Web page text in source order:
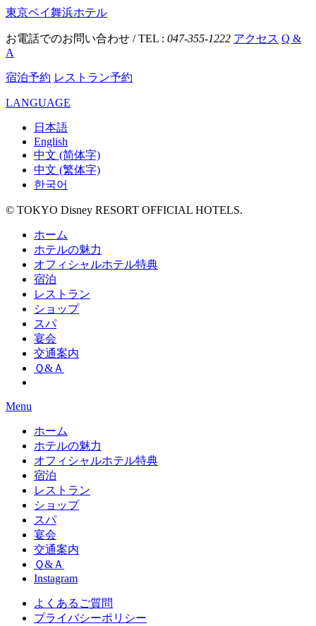
東京ベイ舞浜ホテル
お電話でのお問い合わせ / TEL : 047-355-1222 アクセス Q &
A
宿泊予約 レストラン予約
LANGUAGE
日本語
English
中文 (简体字)
中文 (繁体字)
한국어
© TOKYO Disney RESORT OFFICIAL HOTELS.
ホーム
ホテルの魅力
オフィシャルホテル特典
宿泊
レストラン
ショップ
スパ
宴会
交通案内
Ｑ&Ａ
Menu
ホーム
ホテルの魅力
オフィシャルホテル特典
宿泊
レストラン
ショップ
スパ
宴会
交通案内
Ｑ&Ａ
Instagram
よくあるご質問
プライバシーポリシー